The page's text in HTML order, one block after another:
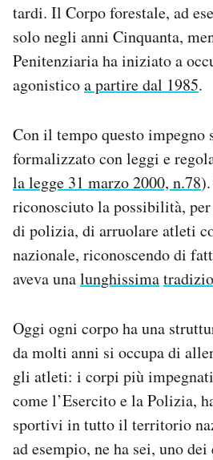
tardi. Il Corpo forestale, ad
solo negli anni Cinquanta,
Penitenziaria ha iniziato a
agonisticoa partire dal 1985.
Con il tempo questo impegno
formalizzato con leggi e
la legge 31 marzo 2000, n.78
riconosciuto la possibilità,
di polizia, di arruolare atleti
nazionale, riconoscendo di
aveva unalunghissima
Oggi ogni corpo ha una
da molti anni si occupa di
gli atleti: i corpi più
come l’Esercito e la Polizia,
sportivi in tutto il territorio
ad esempio, ne ha sei, uno